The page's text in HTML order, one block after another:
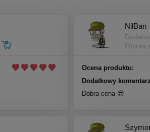
NilBan
Opinia
Ocena produktu:
Dodatkowy
Dobra cena 😎